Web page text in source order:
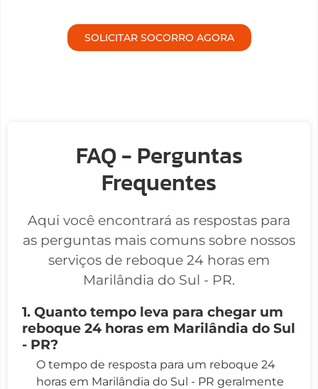
SOLICITAR SOCORRO AGORA
FAQ - Perguntas
Frequentes
Aqui você encontrará as respostas para
as perguntas mais comuns sobre nossos
serviços de reboque 24 horas em
Marilândia do Sul - PR.
1. Quanto tempo leva para chegar um
reboque 24 horas em Marilândia do Sul
- PR?
O tempo de resposta para um reboque 24
horas em Marilândia do Sul - PR geralmente